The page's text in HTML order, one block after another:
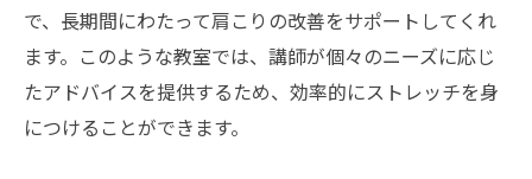
で、長期間にわたって肩こりの改善をサポートしてくれ
ます。このような教室では、講師が個々のニーズに応じ
たアドバイスを提供するため、効率的にストレッチを身
につけることができます。